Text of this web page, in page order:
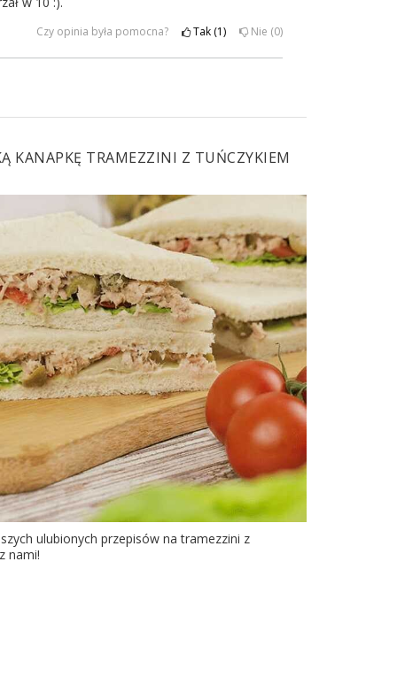
Czy opinia była pomocna? Tak 1 Nie 0
KANAPKĘ TRAMEZZINI Z TUŃCZYKIEM
ulubionych przepisów na tramezzini z
nami!